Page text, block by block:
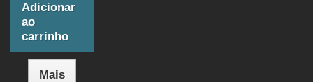
Adicionar
ao
carrinho
Mais